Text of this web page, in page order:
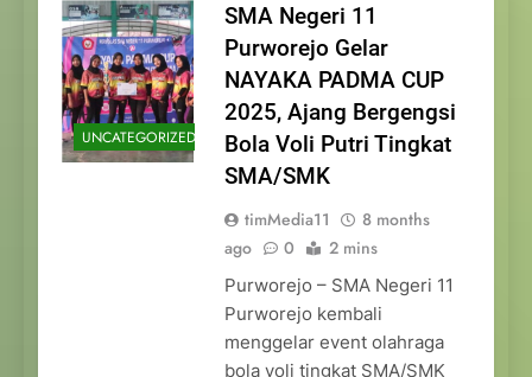
UNCATEGORIZED
SMA Negeri 11
Purworejo Gelar
NAYAKA PADMA CUP
2025, Ajang Bergengsi
Bola Voli Putri Tingkat
SMA/SMK
timMedia11
8 months
ago
0 2 mins
Purworejo – SMA Negeri 11
Purworejo kembali
menggelar event olahraga
bola voli tingkat SMA/SMK